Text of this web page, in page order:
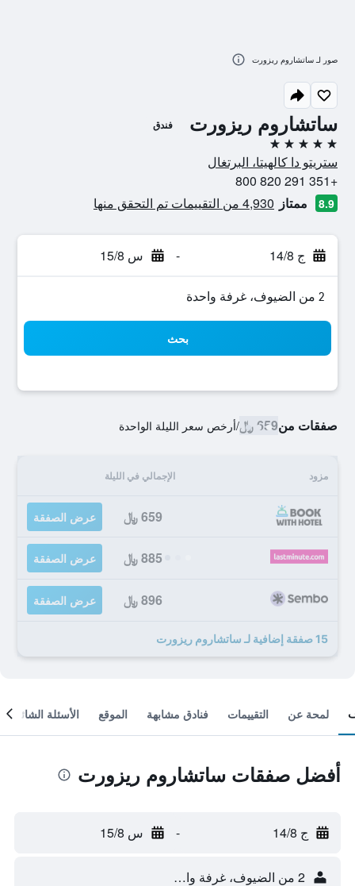
ساتشاروم ريزورت فندق
5 نجوم
ستريتو دا كالهيتا، البرتغال
+351 291 820 800
8.9 ممتاز 4,930 من التقييمات تم التحقق منها
ج 14/8 - س 15/8
2 من الضيوف، غرفة واحدة
بحث
صفقات من659 ﷼ /أرخص سعر الليلة الواحدة
مزود الإجمالي في الليلة
659 ﷼ عرض الصفقة
885 ﷼ عرض الصفقة
896 ﷼ عرض الصفقة
15 صفقة إضافية لـ ساتشاروم ريزورت
صور لـ ساتشاروم ريزورت
لمحة عن التقييمات فنادق مشابهة الموقع الأسئلة الشائعة
أفضل صفقات ساتشاروم ريزورت
ج 14/8 - س 15/8
2 من الضيوف، غرفة واحدة